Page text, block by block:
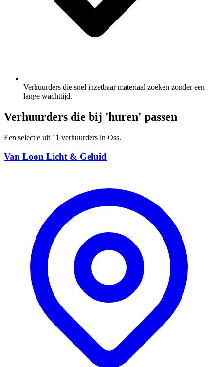
Verhuurders die snel inzetbaar materiaal zoeken zonder een
lange wachttijd.
Verhuurders die bij 'huren' passen
Een selectie uit 11 verhuurders in Oss.
Van Loon Licht & Geluid